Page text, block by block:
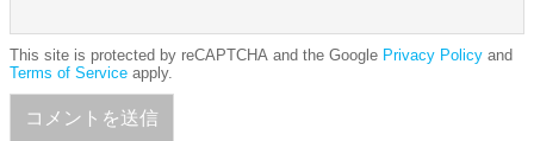
This site is protected by reCAPTCHA and the Google Privacy Policy and
Terms of Service apply.